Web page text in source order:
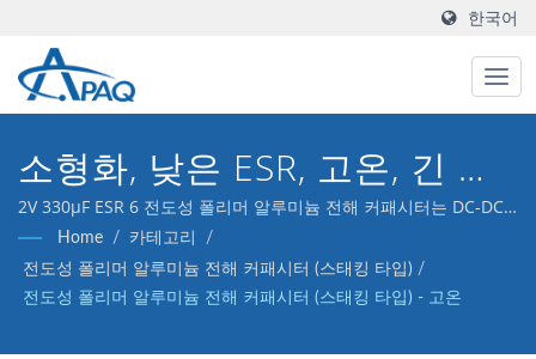
한국어
소형화, 낮은 ESR, 고온, 긴 수
명
2V 330μF ESR 6 전도성 폴리머 알루미늄 전해 커패시터는 DC-DC
변환기, 전압 조정기 및 디커플링 응용 프로그램을 충족하도록 설계
되었습니다.
Home / 카테고리
/
전도성 폴리머 알루미늄 전해 커패시터 (스태킹 타입) /
전도성 폴리머 알루미늄 전해 커패시터 (스태킹 타입) - 고온